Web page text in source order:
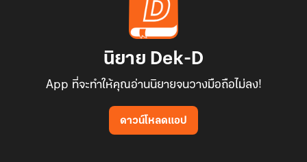
นิยาย Dek-D
App ที่จะทำให้คุณอ่านนิยายจนวางมือถือไม่ลง!
ดาวน์โหลดแอป